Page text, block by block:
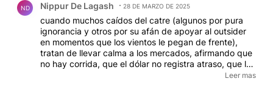
ND Nippur De Lagash 28 DE MARZO DE 2025
cuando muchos caídos del catre (algunos por pura
ignorancia y otros por su afán de apoyar al outsider
en momentos que los vientos le pegan de frente),
tratan de llevar calma a los mercados, afirmando que
no hay corrida, que el dólar no registra atraso, que los
números cierran, etc, etc, sale el toto caputo (el mejor
Leer mas